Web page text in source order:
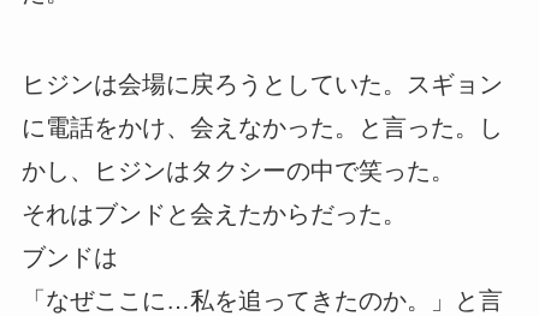
ヒジンは会場に戻ろうとしていた。スギョン
に電話をかけ、会えなかった。と言った。し
かし、ヒジンはタクシーの中で笑った。
それはブンドと会えたからだった。
ブンドは
「なぜここに…私を追ってきたのか。」と言